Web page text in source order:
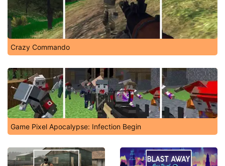
Crazy Commando
Game Pixel Apocalypse: Infection Begin